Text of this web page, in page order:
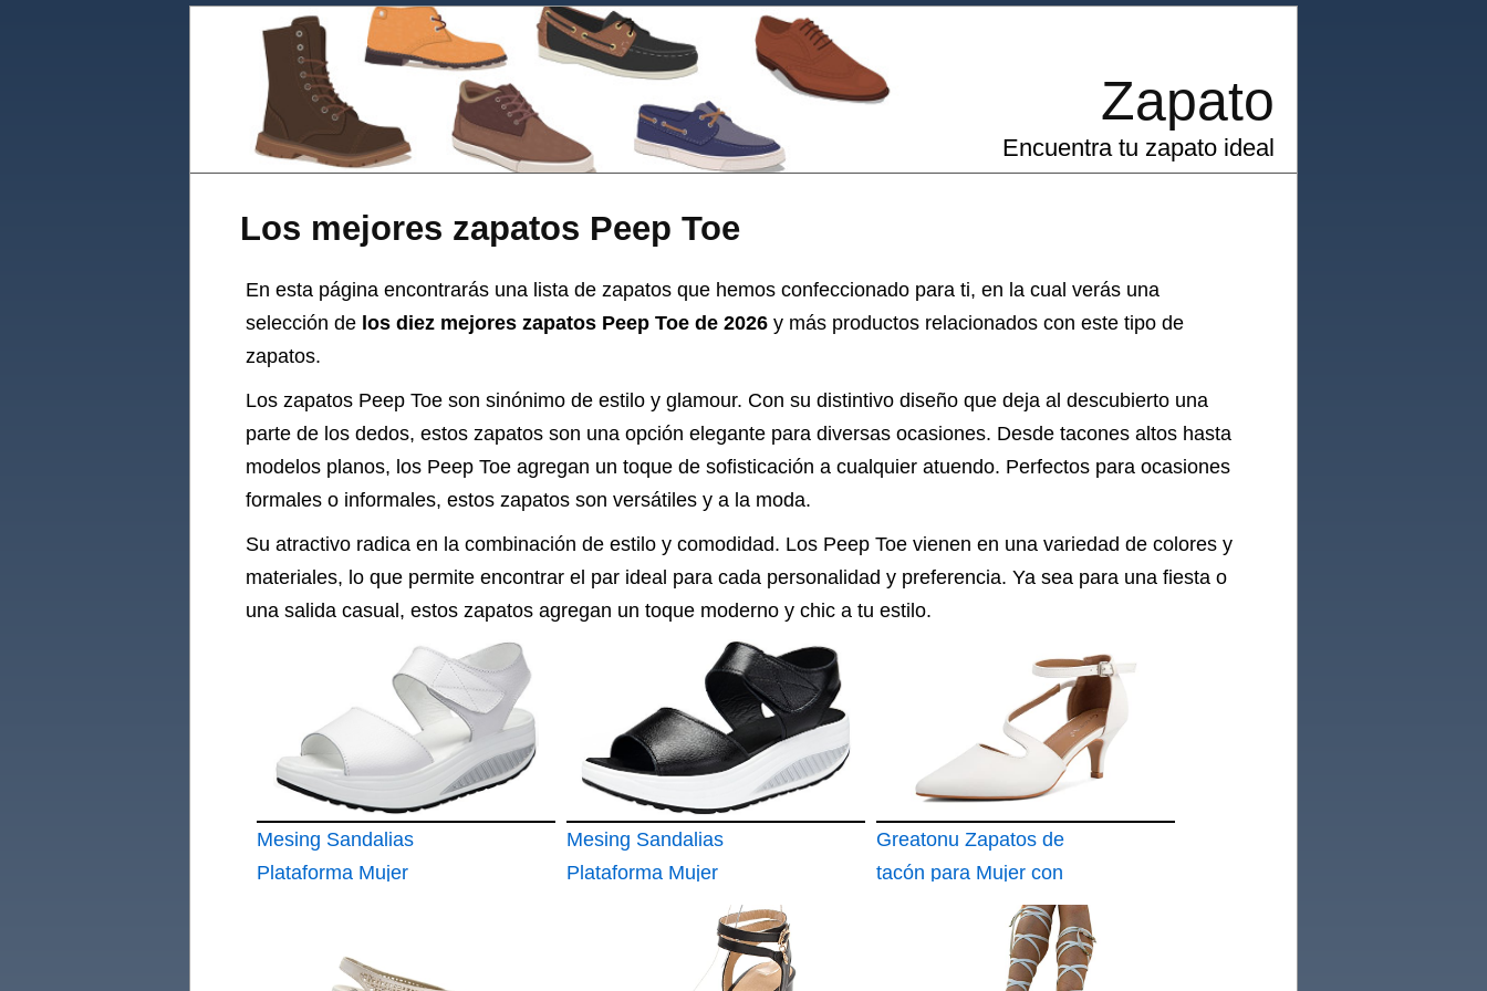
Los mejores zapatos Peep Toe
Zapato
Encuentra tu zapato ideal
En esta página encontrarás una lista de zapatos que hemos confeccionado para ti, en la cual verás una
selección de los diez mejores zapatos Peep Toe de 2026 y más productos relacionados con este tipo de
zapatos.
Los zapatos Peep Toe son sinónimo de estilo y glamour. Con su distintivo diseño que deja al descubierto una
parte de los dedos, estos zapatos son una opción elegante para diversas ocasiones. Desde tacones altos hasta
modelos planos, los Peep Toe agregan un toque de sofisticación a cualquier atuendo. Perfectos para ocasiones
formales o informales, estos zapatos son versátiles y a la moda.
Su atractivo radica en la combinación de estilo y comodidad. Los Peep Toe vienen en una variedad de colores y
materiales, lo que permite encontrar el par ideal para cada personalidad y preferencia. Ya sea para una fiesta o
una salida casual, estos zapatos agregan un toque moderno y chic a tu estilo.
Mesing Sandalias
Plataforma Mujer
Cuero Peep Toe
Mesing Sandalias
Plataforma Mujer
Cuero Peep Toe
Greatonu Zapatos de
tacón para Mujer con
Correa en el Tobillo y